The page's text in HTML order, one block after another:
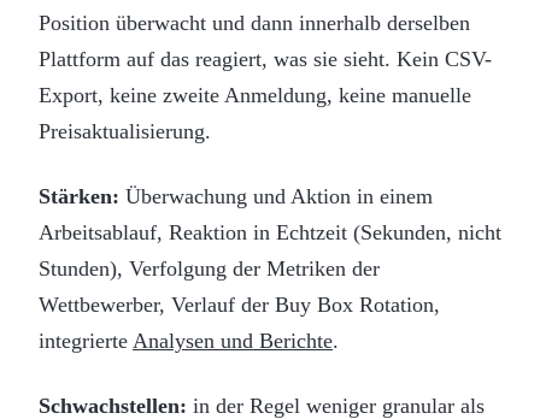
Position überwacht und dann innerhalb derselben
Plattform auf das reagiert, was sie sieht. Kein CSV-
Export, keine zweite Anmeldung, keine manuelle
Preisaktualisierung.
Stärken: Überwachung und Aktion in einem
Arbeitsablauf, Reaktion in Echtzeit (Sekunden, nicht
Stunden), Verfolgung der Metriken der
Wettbewerber, Verlauf der Buy Box Rotation,
integrierte Analysen und Berichte.
Schwachstellen: in der Regel weniger granular als